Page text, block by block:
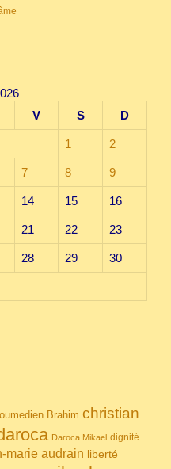
V S D
1 2
7 8 9
14 15 16
21 22 23
28 29 30
Brahim christian
Daroca Mikael dignité
marie audrain liberté